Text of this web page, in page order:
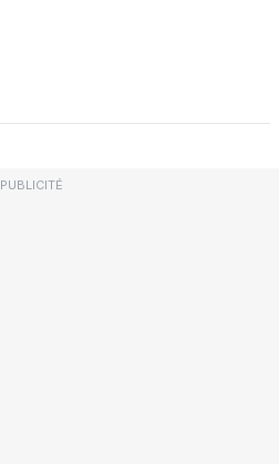
PUBLICITÉ